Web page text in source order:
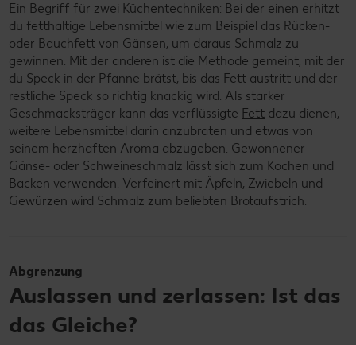
Ein Begriff für zwei Küchentechniken: Bei der einen erhitzt
du fetthaltige Lebensmittel wie zum Beispiel das Rücken-
oder Bauchfett von Gänsen, um daraus Schmalz zu
gewinnen. Mit der anderen ist die Methode gemeint, mit der
du Speck in der Pfanne brätst, bis das Fett austritt und der
restliche Speck so richtig knackig wird. Als starker
Geschmacksträger kann das verflüssigte Fett dazu dienen,
weitere Lebensmittel darin anzubraten und etwas von
seinem herzhaften Aroma abzugeben. Gewonnener
Gänse- oder Schweineschmalz lässt sich zum Kochen und
Backen verwenden. Verfeinert mit Äpfeln, Zwiebeln und
Gewürzen wird Schmalz zum beliebten Brotaufstrich.
Abgrenzung
Auslassen und zerlassen: Ist das
das Gleiche?